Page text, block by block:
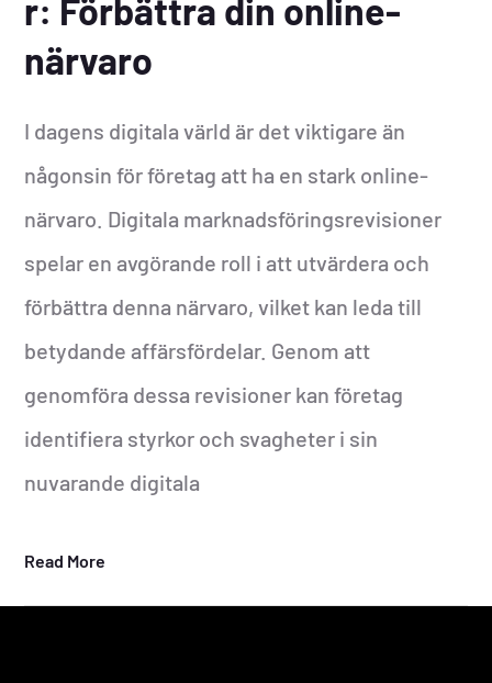
r: Förbättra din online-
närvaro
I dagens digitala värld är det viktigare än
någonsin för företag att ha en stark online-
närvaro. Digitala marknadsföringsrevisioner
spelar en avgörande roll i att utvärdera och
förbättra denna närvaro, vilket kan leda till
betydande affärsfördelar. Genom att
genomföra dessa revisioner kan företag
identifiera styrkor och svagheter i sin
nuvarande digitala
Read More